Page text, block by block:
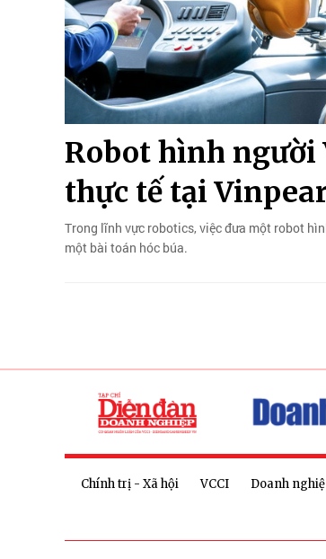
Robot hình
thực tế tại
Trong lĩnh vực robotics, việc đưa một robot
một bài toán hóc búa.
Chính trị - Xã hội VCCI Doanh